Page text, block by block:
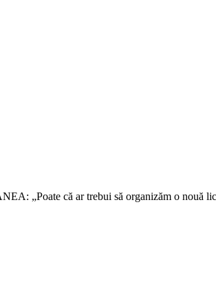
„Poate că ar trebui să organizăm o nouă